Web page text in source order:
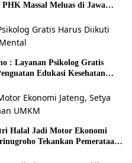
Massal Meluas di Jawa
: Layanan Psikolog Gratis
Edukasi Kesehatan
Halal Jadi Motor Ekonomi
Tekankan Pemerataan